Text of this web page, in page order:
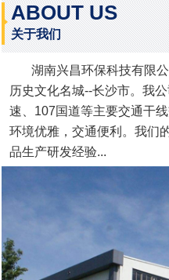
ABOUT US
关于我们
湖南兴昌环保科技有限公
历史文化名城--长沙市。我
速、107国道等主要交通干
环境优雅，交通便利。我们
品生产研发经验...